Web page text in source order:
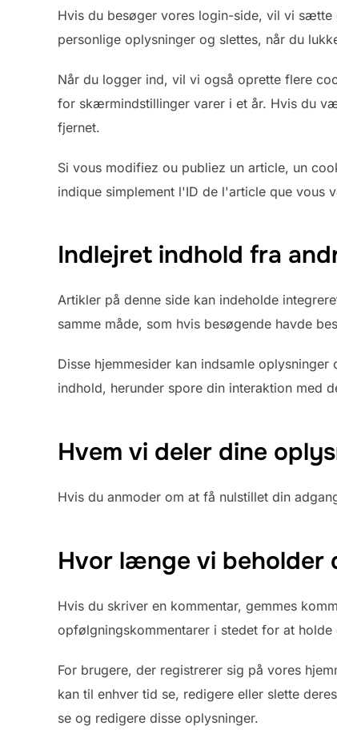
Hvis du besøger vores login-side, vil vi
personlige oplysninger og slettes, når du
Når du logger ind, vil vi også oprette flere
for skærmindstillinger varer i et år. Hvis du
fjernet.
Si vous modifiez ou publiez un article, un
indique simplement l'ID de l'article que vous
Indlejret indhold fra
Artikler på denne side kan indeholde
samme måde, som hvis besøgende havde
Disse hjemmesider kan indsamle
indhold, herunder spore din interaktion med
Hvem vi deler dine
Hvis du anmoder om at få nulstillet din
Hvor længe vi beholder
Hvis du skriver en kommentar, gemmes
opfølgningskommentarer i stedet for at
For brugere, der registrerer sig på vores
kan til enhver tid se, redigere eller slette
se og redigere disse oplysninger.